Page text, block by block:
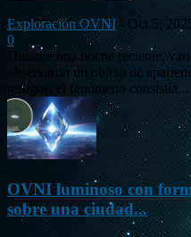
Exploración OVNI - Oct 5,
0
Durante una noche reciente,
observaron un objeto de
testigos, el fenómeno consistía...
OVNI luminoso con
sobre una ciudad...